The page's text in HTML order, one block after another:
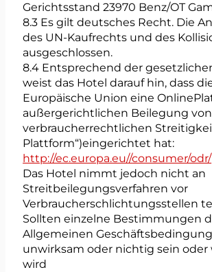
Gerichtsstand 23970 Benz/OT
8.3 Es gilt deutsches Recht. Die
des UN-Kaufrechts und des
ausgeschlossen.
8.4 Entsprechend der
weist das Hotel darauf hin, dass
Europäische Union eine
außergerichtlichen Beilegung von
verbraucherrechtlichen
Plattform“)eingerichtet hat:
http://ec.europa.eu//consumer/odr/
Das Hotel nimmt jedoch nicht an
Streitbeilegungsverfahren vor
Verbraucherschlichtungsstellen
Sollten einzelne Bestimmungen
Allgemeinen
unwirksam oder nichtig sein oder
wird